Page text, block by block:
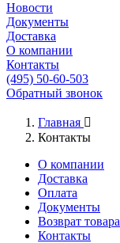
Новости
Документы
Доставка
О компании
Контакты
(495) 50-60-503
Обратный звонок
Главная 
Контакты
О компании
Доставка
Оплата
Документы
Возврат товара
Контакты